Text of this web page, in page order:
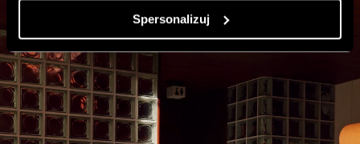
Spersonalizuj